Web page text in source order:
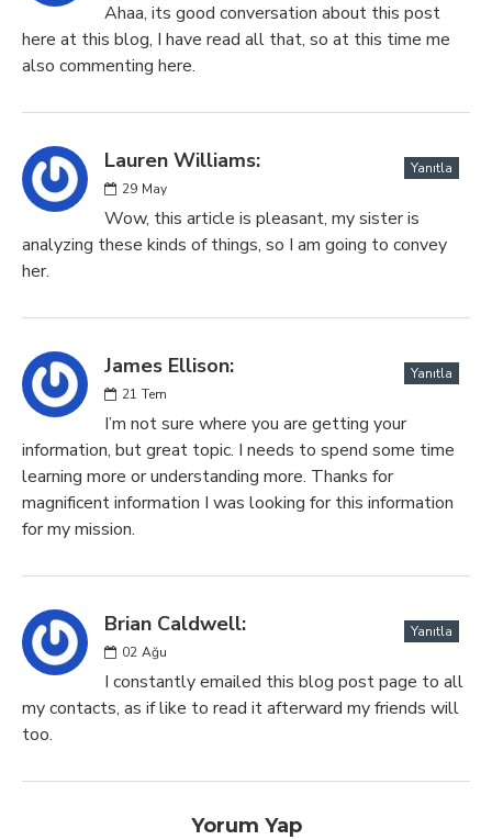
Ahaa, its good conversation about this post
here at this blog, I have read all that, so at this time me
also commenting here.
Lauren Williams:
29 May
Yanıtla
Wow, this article is pleasant, my sister is
analyzing these kinds of things, so I am going to convey
her.
James Ellison:
21 Tem
Yanıtla
I’m not sure where you are getting your
information, but great topic. I needs to spend some time
learning more or understanding more. Thanks for
magnificent information I was looking for this information
for my mission.
Brian Caldwell:
02 Ağu
Yanıtla
I constantly emailed this blog post page to all
my contacts, as if like to read it afterward my friends will
too.
Yorum Yap